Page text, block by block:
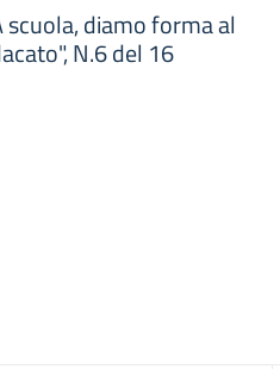
scuola, diamo forma al
N.6 del 16